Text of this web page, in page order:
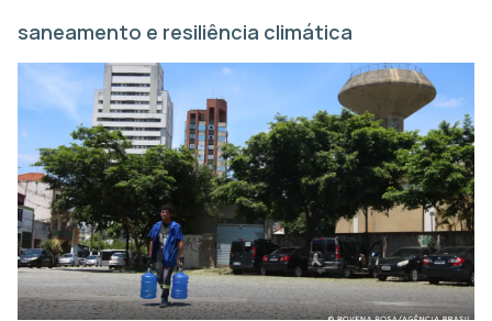
saneamento e resiliência climática